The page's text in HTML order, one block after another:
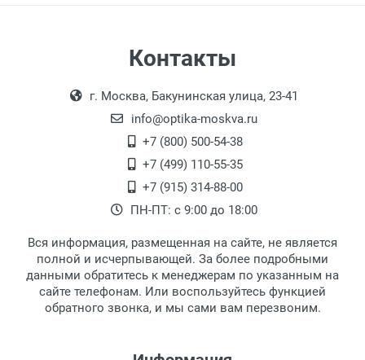
Общая ширина:
Длина дужки:
Ширина мостика:
Материал линзы:
Материал оправы:
Материал дужки:
Цвет оправы:
Цвет дужки:
Самовывоз.
Оплата товара производится
наличными непосредственно на пункте
выдачи товара.
Перечисление средств на расчетный счет.
18:00, по субботам с 11:00 до 15:00, в
офисе по адресу: г. Москва,
Переведеновский переулок 17, корпус 1,
второй этаж, тел. +7 (499) 110-55-35.
После того, как заказ поступает в пункт
выдачи, наш менеджер связывается с
клиентом и оповещает о поступлении
Для получения товара при себе
обязательно иметь паспорт.
Заказ необходимо забрать в течение 3
рабочих дней с момента поступления на
дополнительных расходов за хранение
Контакты
г. Москва, Бакунинская улица, 23-41
info@optika-moskva.ru
+7 (800) 500-54-38
+7 (499) 110-55-35
+7 (915) 314-88-00
ПН-ПТ: с 9:00 до 18:00
Вся информация, размещенная на сайте, не является
полной и исчерпывающей. За более подробными
данными обратитесь к менеджерам по указанным на
сайте телефонам. Или воспользуйтесь функцией
обратного звонка, и мы сами вам перезвоним.